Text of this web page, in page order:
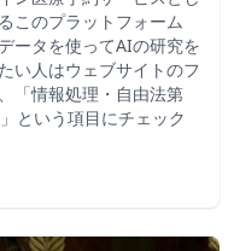
このプラットフォーム
ータを使ってAIの研究を
い人はウェブサイトのフ
「情報処理・自由法第
という項目にチェック